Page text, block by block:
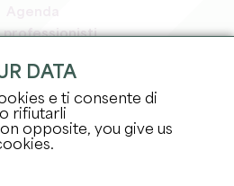
professionisti
stampa
lavoro e stage
legali
sulla privacy
DATA
e ti consente di
rifiutarli
opposite, you give us